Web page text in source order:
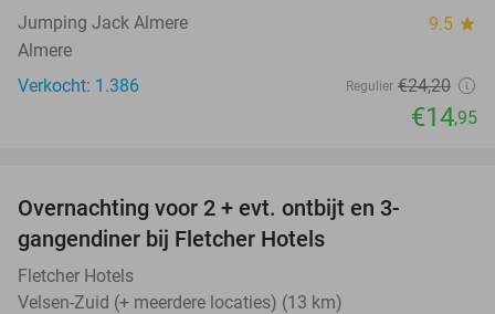
Jumping Jack Almere 9.5 star
Almere
Verkocht: 1.386
Regulier €24,20
€14,95
Overnachting voor 2 + evt. ontbijt en 3-
gangendiner bij Fletcher Hotels
Fletcher Hotels
Velsen-Zuid (+ meerdere locaties) (13 km)